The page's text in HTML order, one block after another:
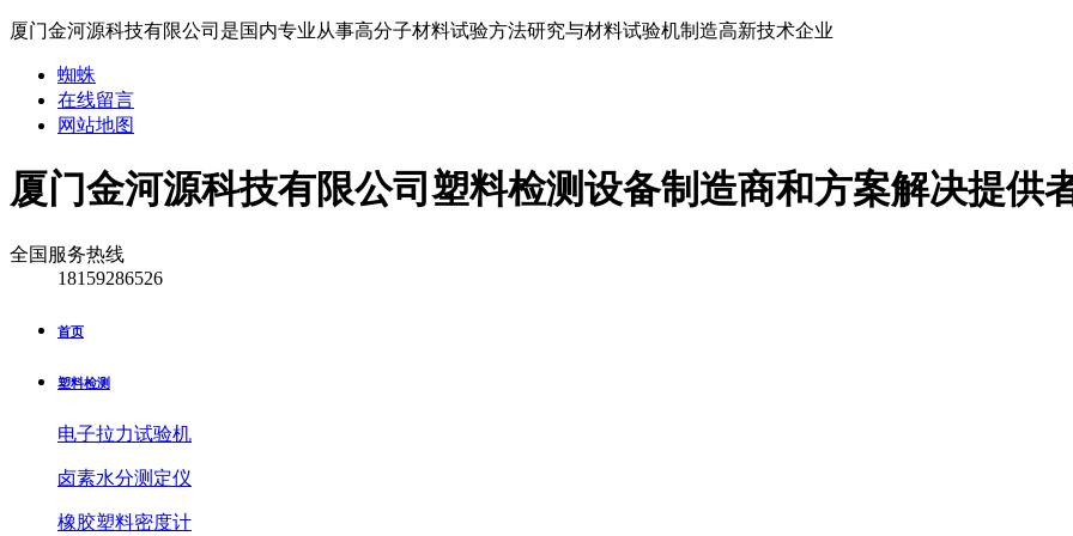
厦门金河源科技有限公司是国内专业从事高分子材料试验方法研究与材料试验机制造高新技术企业
蜘蛛
在线留言
网站地图
厦门金河源科技有限公司塑料检测设备制造商和方案解决提供
全国服务热线
18159286526
首页
塑料检测
电子拉力试验机
卤素水分测定仪
橡胶塑料密度计